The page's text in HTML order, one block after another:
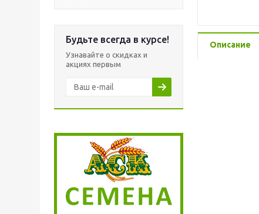
Будьте всегда в курсе!
Узнавайте о скидках и
акциях первым
Описание